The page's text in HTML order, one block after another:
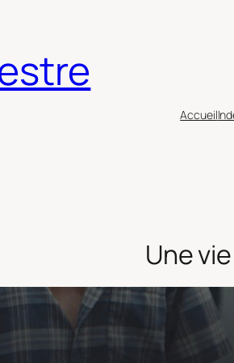
Accueil
Une